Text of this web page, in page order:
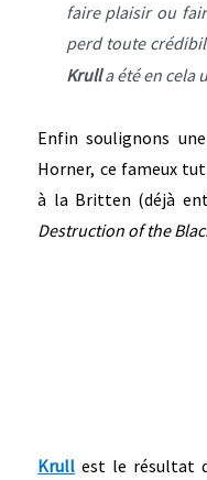
faire plaisir ou
perd toute
Krulla été en cela
Enfin soulignons
Horner, ce fameux
à la Britten (déjà
Destruction of the
Krull est le résultat